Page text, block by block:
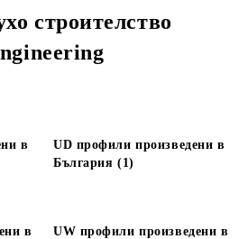
строителство
в
UD профили произведени в
България (1)
в
UW профили произведени в